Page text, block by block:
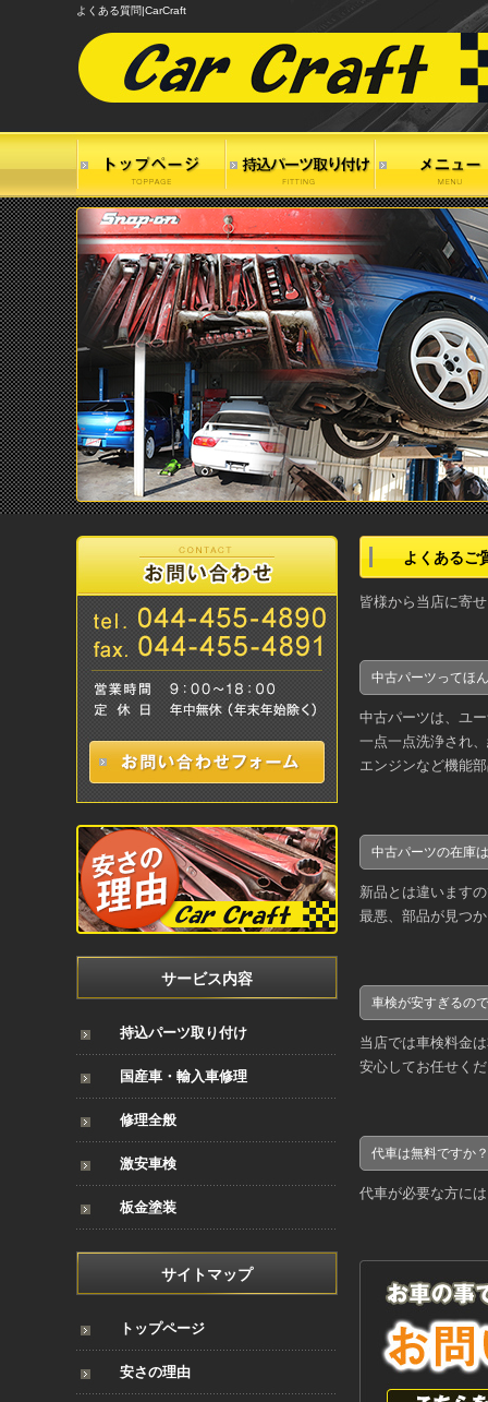
よくある質問|CarCraft
サービス内容
持込パーツ取り付け
国産車・輸入車修理
修理全般
激安車検
板金塗装
サイトマップ
トップページ
安さの理由
よくあるご
皆様から当店に寄
中古パーツってほ
中古パーツは、ユ
一点一点洗浄され
エンジンなど機能
中古パーツの在庫
新品とは違います
最悪、部品が見つ
車検が安すぎるの
当店では車検料金
安心してお任せく
代車は無料ですか？
代車が必要な方に